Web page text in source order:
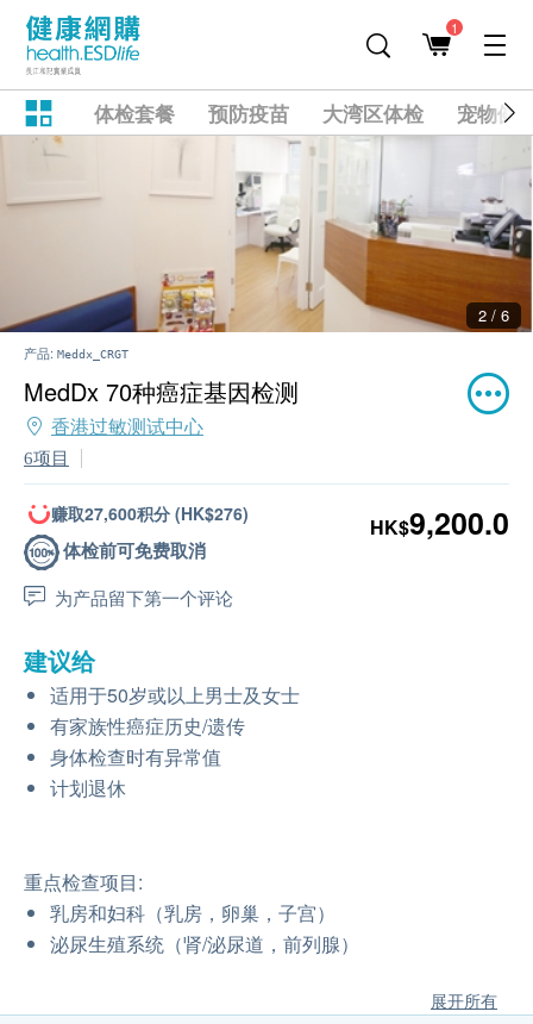
1
体检套餐 预防疫苗 大湾区体检 宠物健
2 / 6
产品: Meddx_CRGT
MedDx 70种癌症基因检测
香港过敏测试中心
6项目
赚取27,600积分 (HK$276)
体检前可免费取消
为产品留下第一个评论
HK$9,200.0
建议给
适用于50岁或以上男士及女士
有家族性癌症历史/遗传
身体检查时有异常值
计划退休
重点检查项目:
乳房和妇科（乳房，卵巢，子宫）
泌尿生殖系统（肾/泌尿道，前列腺）
展开所有